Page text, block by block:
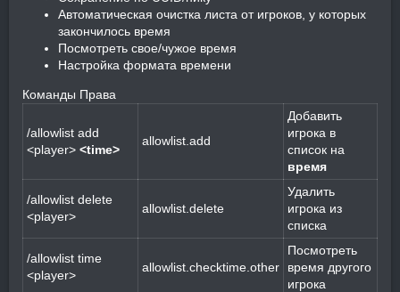
Автоматическая очистка листа от игроков, у которых
закончилось время
Посмотреть свое/чужое время
Настройка формата времени
Команды Права
/allowlist add
<player> <time>
allowlist.add
Добавить
игрока в
список на
время
/allowlist delete
<player>
allowlist.delete
Удалить
игрока из
списка
/allowlist time
<player>
allowlist.checktime.other
Посмотреть
время другого
игрока